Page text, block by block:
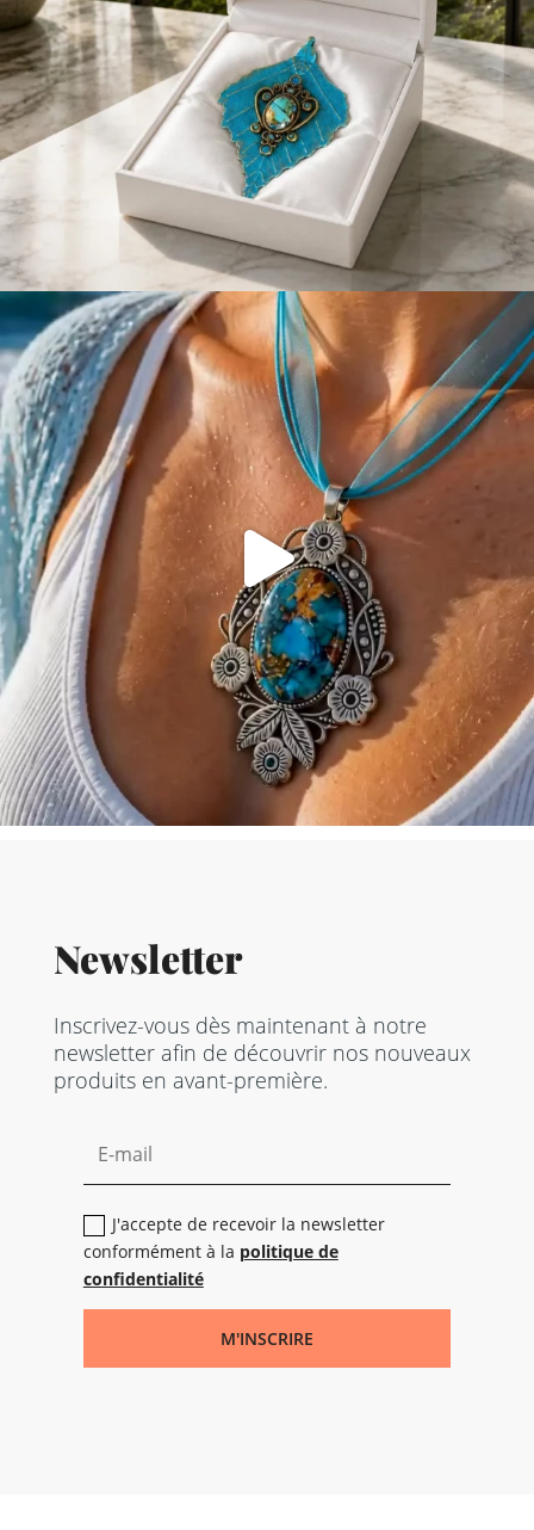
Newsletter
Inscrivez-vous dès maintenant à notre
newsletter afin de découvrir nos nouveaux
produits en avant-première.
J'accepte de recevoir la newsletter
conformément à la politique de
confidentialité
M'INSCRIRE